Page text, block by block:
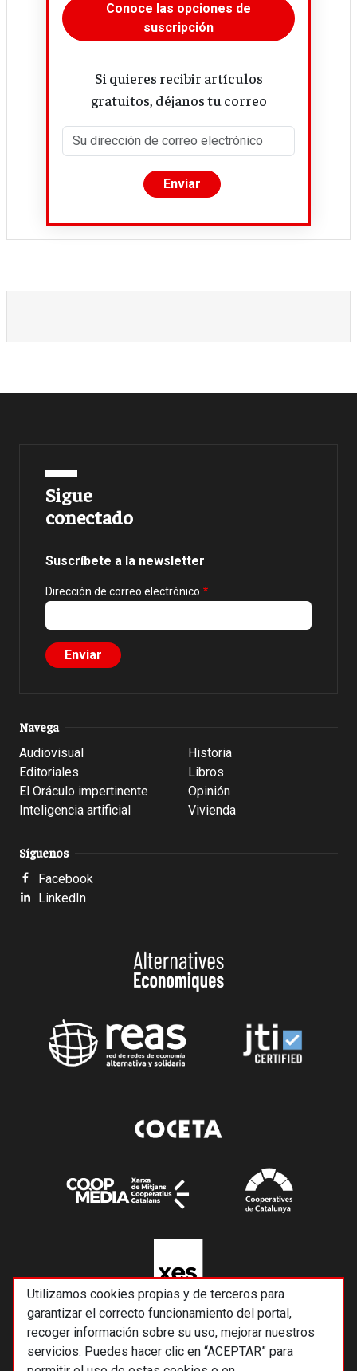
Utilizamos cookies propias y de terceros para
garantizar el correcto funcionamiento del portal,
recoger información sobre su uso, mejorar nuestros
servicios. Puedes hacer clic en “ACEPTAR” para
Conoce las opciones de
suscripción
Si quieres recibir artículos
gratuitos, déjanos tu correo
Sigue
conectado
Suscríbete a la newsletter
Dirección de correo electrónico
Navega
Audiovisual
Editoriales
El Oráculo impertinente
Inteligencia artificial
Historia
Libros
Opinión
Vivienda
Síguenos
Facebook
LinkedIn